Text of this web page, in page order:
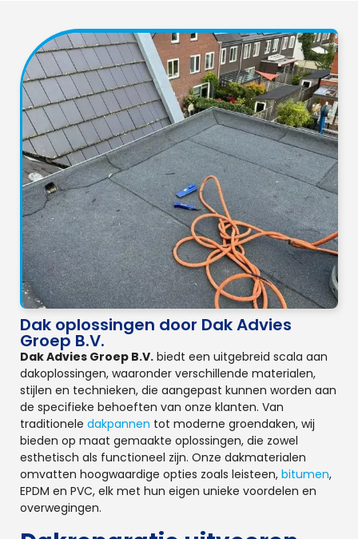
Dak oplossingen door Dak Advies
Groep B.V.
Dak Advies Groep B.V. biedt een uitgebreid scala aan
dakoplossingen, waaronder verschillende materialen,
stijlen en technieken, die aangepast kunnen worden aan
de specifieke behoeften van onze klanten. Van
traditionele dakpannen tot moderne groendaken, wij
bieden op maat gemaakte oplossingen, die zowel
esthetisch als functioneel zijn. Onze dakmaterialen
omvatten hoogwaardige opties zoals leisteen, bitumen,
EPDM en PVC, elk met hun eigen unieke voordelen en
overwegingen.